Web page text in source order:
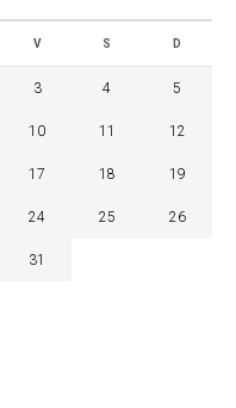
V S D
3 4 5
10 11 12
17 18 19
24 25 26
31